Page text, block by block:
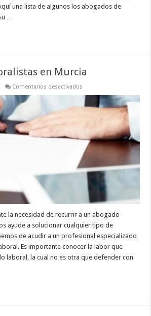
una lista de algunos los abogados de
…
en Murcia
Comentarios desactivados
laboralistas
en
la necesidad de recurrir a un abogado
ayude a solucionar cualquier tipo de
de acudir a un profesional especializado
Es importante conocer la labor que
laboral, la cual no es otra que defender con